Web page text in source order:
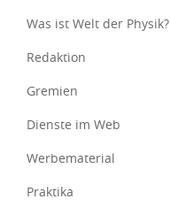
Was ist Welt der Physik?
Redaktion
Gremien
Dienste im Web
Werbematerial
Praktika